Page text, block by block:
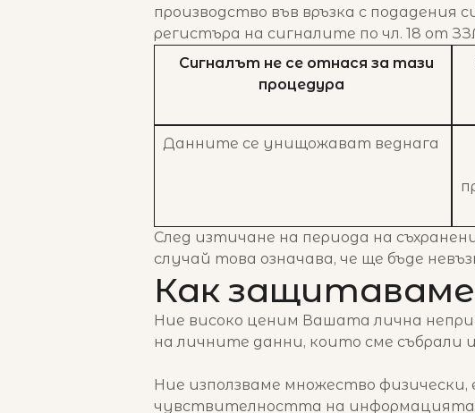
производство във връзка с подадения
регистъра на сигналите по чл. 18 от
Сигналът не се отнася за тази
процедура
Данните се унищожават веднага
След изтичане на периода на
случай това означава, че ще бъде
Как
Ние високо ценим Вашата лична
на личните данни, които сме събрали
Ние използваме множество физически,
чувствителността на